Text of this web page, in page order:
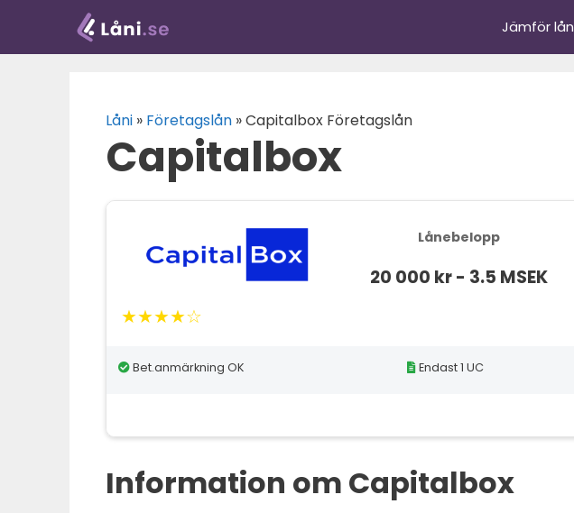
innehåll
Jämför lån
Låni » Företagslån »Capitalbox Företagslån
Capitalbox
★★★★☆
Lånebelopp
20 000 kr - 3.5 MSEK
Bet.anmärkning OK Endast 1 UC
Information om Capitalbox